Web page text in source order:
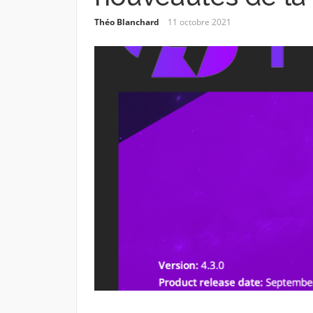
Théo Blanchard 11 octobre 2021